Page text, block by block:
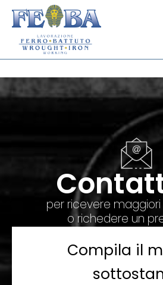
per ricevere maggiori
o richedere un
Compila il